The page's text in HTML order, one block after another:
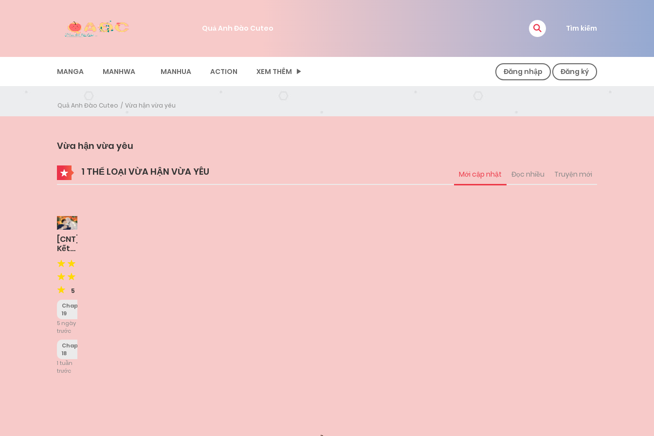
Quả Anh Đào Cuteo Tìm kiếm
MANGA MANHWA MANHUA ACTION XEM THÊM Đăng nhập Đăng ký
Quả Anh Đào Cuteo Vừa hận vừa yêu
Vừa hận vừa yêu
1 THỂ LOẠI VỪA HẬN VỪA YÊU Mới cập nhật Đọc nhiều Truyện mới
[CNT]
Kết
Liễu
Một
Vị
Thần5
Chapter
19
5 ngày
trước
Chapter
18
1 tuần
trước